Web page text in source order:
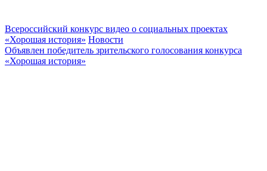
Всероссийский конкурс видео о социальных проектах
«Хорошая история» Новости
Объявлен победитель зрительского голосования конкурса
«Хорошая история»